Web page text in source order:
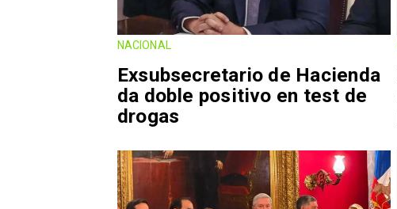
NACIONAL
Exsubsecretario de Hacienda
da doble positivo en test de
drogas